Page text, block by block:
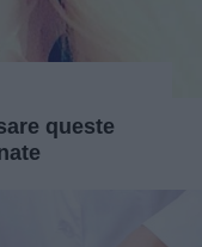
queste